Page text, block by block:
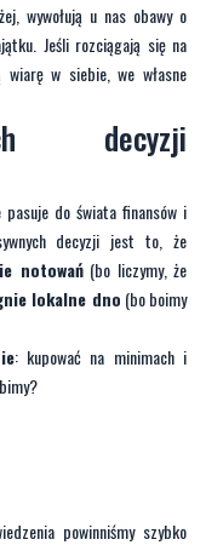
wywołują u nas obawy o
Jeśli rozciągają się na
wiarę w siebie, we własne
decyzji
pasuje do świata finansów i
decyzji jest to, że
notowań(bo liczymy, że
lokalne dno (bo boimy
: kupować na minimach i
powinniśmy szybko